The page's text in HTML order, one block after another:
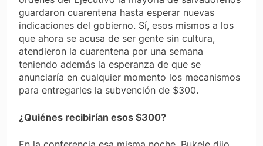
guardaron cuarentena hasta esperar nuevas
indicaciones del gobierno. Sí, esos mismos a los
que ahora se acusa de ser gente sin cultura,
atendieron la cuarentena por una semana
teniendo además la esperanza de que se
anunciaría en cualquier momento los mecanismos
para entregarles la subvención de $300.
¿Quiénes recibirían esos $300?